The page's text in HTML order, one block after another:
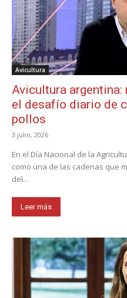
Avicultura
Avicultura argentina:
el desafío diario de
pollos
3 julio, 2026
En el Día Nacional de la
como una de las cadenas que
del...
Leer más